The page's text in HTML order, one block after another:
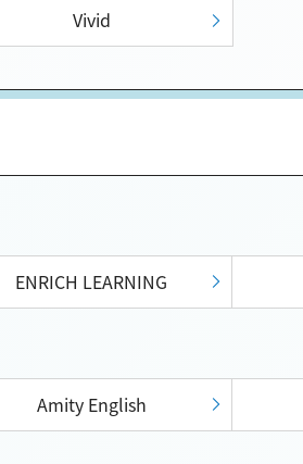
Vivid
ENRICH LEARNING
Amity English